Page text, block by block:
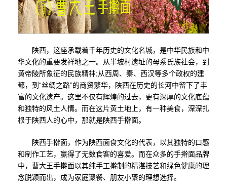
陕西，这座承载着千年历史的文化名城，是中华民族和中
华文化的重要发祥地之一。从半坡村遗址的母系氏族社会，到
黄帝陵所象征的民族精神;从西周、秦、西汉等多个政权的建
都，到“丝绸之路”的商贸繁华，陕西在历史的长河中留下了丰
富的文化遗产。这里不仅有辉煌的过去，更有深厚的文化底蕴
和独特的风土人情。而在这片黄土地上，有一种美食，深深扎
根于陕西人的心中，那就是陕西手擀面。
陕西手擀面，作为陕西面食文化的代表，以其独特的口感
和制作工艺，赢得了无数食客的喜爱。而在众多的手擀面品牌
中，曹大王手擀面以其纯手工擀制的精湛技艺和绿色健康的理
念脱颖而出，成为家庭聚餐、朋友小聚的理想选择。